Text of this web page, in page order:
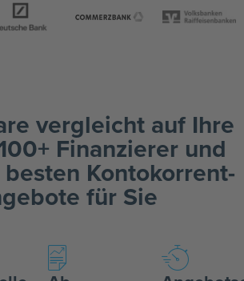
vergleicht auf Ihre
Finanzierer und
Kontokorrent-
für Sie